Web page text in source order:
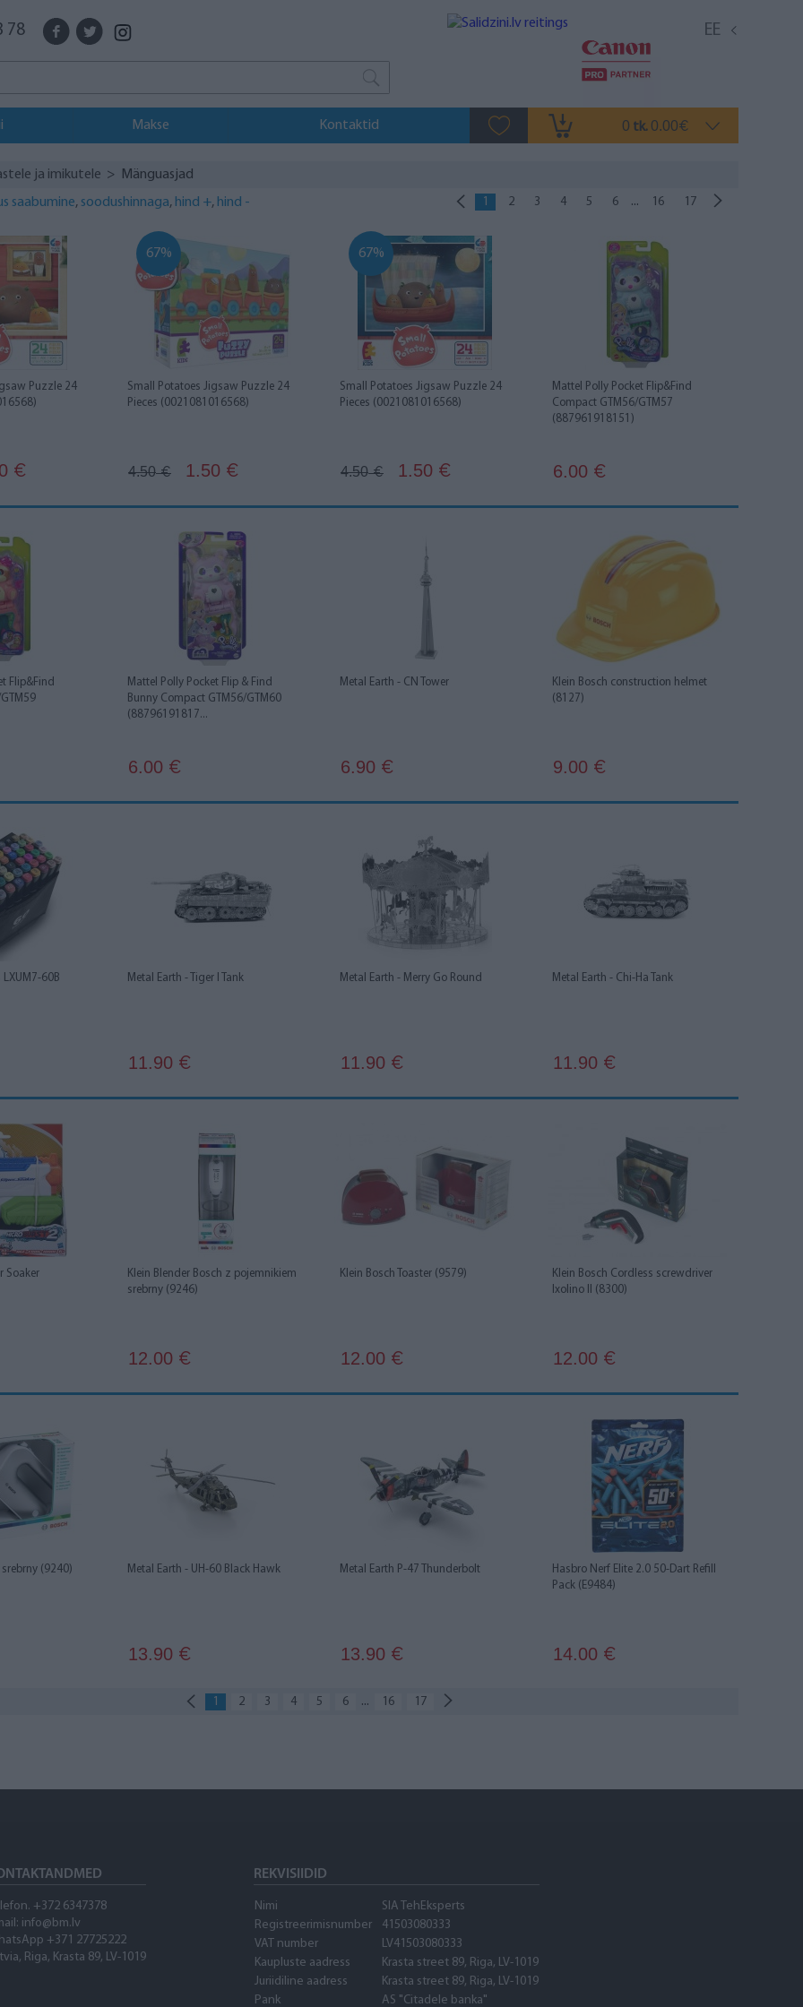
78 EE
Makse Kontaktid 0 tk. 0.00€
ja imikutele > Mänguasjad
1 2 3 4 5 6 ... 16 17
saabumine, soodushinnaga, hind +, hind -
Puzzle 24
€
Small Potatoes Jigsaw Puzzle 24
Pieces (0021081016568)
67%
4.50€ 1.50 €
Small Potatoes Jigsaw Puzzle 24
Pieces (0021081016568)
67%
4.50€ 1.50 €
Mattel Polly Pocket Flip&Find
Compact GTM56/GTM57
(887961918151)
6.00 €
Flip&Find
Mattel Polly Pocket Flip & Find
Bunny Compact GTM56/GTM60
(88796191817...
6.00 €
Metal Earth - CN Tower
6.90 €
Klein Bosch construction helmet
(8127)
9.00 €
60B Metal Earth - Tiger I Tank
11.90 €
Metal Earth - Merry Go Round
11.90 €
Metal Earth - Chi-Ha Tank
11.90 €
Soaker
Klein Blender Bosch z pojemnikiem
srebrny (9246)
12.00 €
Klein Bosch Toaster (9579)
12.00 €
Klein Bosch Cordless screwdriver
Ixolino II (8300)
12.00 €
srebrny (9240) Metal Earth - UH-60 Black Hawk
13.90 €
Metal Earth P-47 Thunderbolt
13.90 €
Hasbro Nerf Elite 2.0 50-Dart Refill
Pack (E9484)
14.00 €
1 2 3 4 5 6 ... 16 17
+372 6347378
info@bm.lv
+371 27725222
Riga, Krasta 89, LV-1019
REKVISIIDID
Nimi
SIA TehEksperts
Registreerimisnumber
41503080333
VAT number
LV41503080333
Kaupluste aadress
Krasta street 89, Riga, LV-1019
Juriidiline aadress
Krasta street 89, Riga, LV-1019
Pank
AS "Citadele banka"